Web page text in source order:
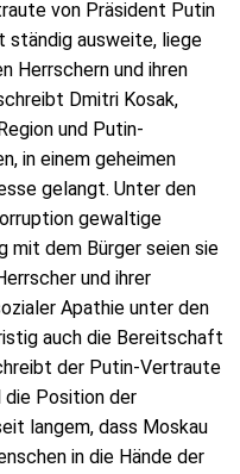
von Präsident Putin
ständig ausweite, liege
Herrschern und ihren
Dmitri Kosak,
und Putin-
in einem geheimen
gelangt. Unter den
gewaltige
mit dem Bürger seien sie
und ihrer
Apathie unter den
auch die Bereitschaft
der Putin-Vertraute
Position der
langem, dass Moskau
in die Hände der